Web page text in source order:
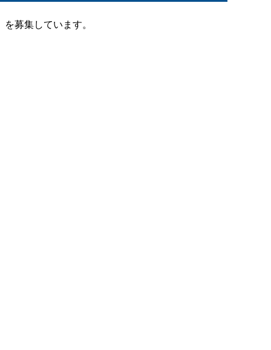
募集しています。